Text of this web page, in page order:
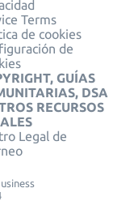
Terms
de cookies
de
GUÍAS
DSA
RECURSOS
Legal de